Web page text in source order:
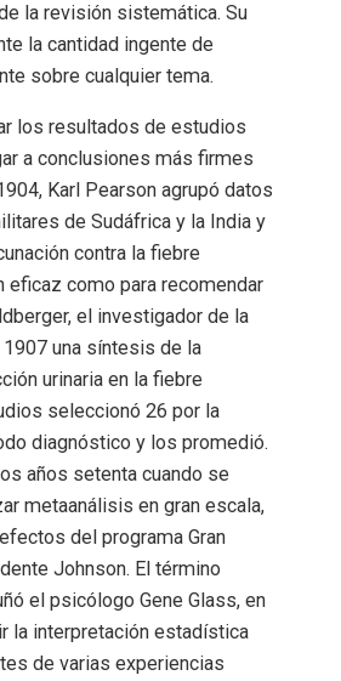
la revisión sistemática. Su
la cantidad ingente de
sobre cualquier tema.
los resultados de estudios
a conclusiones más firmes
Karl Pearson agrupó datos
de Sudáfrica y la India y
contra la fiebre
eficaz como para recomendar
el investigador de la
una síntesis de la
urinaria en la fiebre
seleccionó 26 por la
diagnóstico y los promedió.
años setenta cuando se
metaanálisis en gran escala,
del programa Gran
Johnson. El término
el psicólogo Gene Glass, en
la interpretación estadística
de varias experiencias